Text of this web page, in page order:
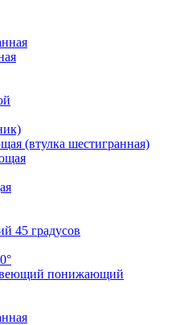
(втулка шестигранная)
45 градусов
понижающий